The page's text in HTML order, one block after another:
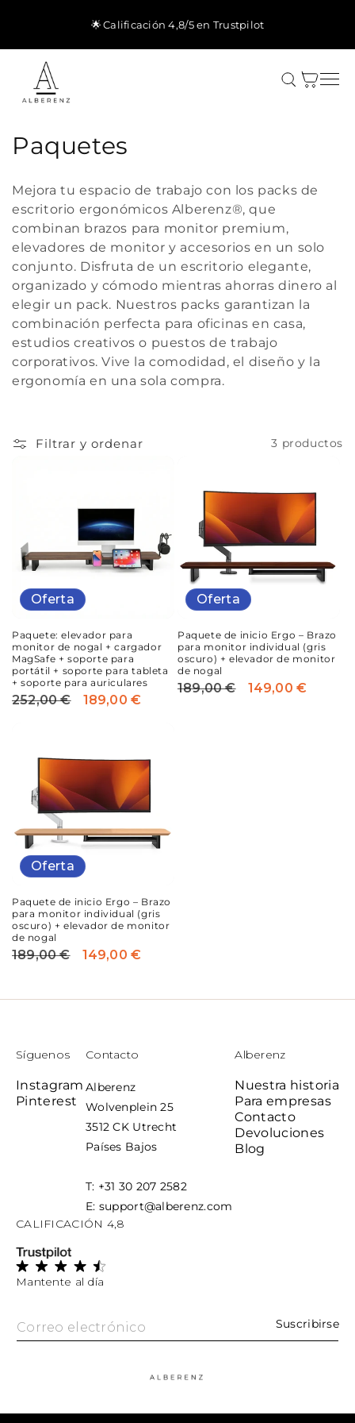
directamente🌟 Calificación 4,8/5 en Trustpilot
Carrito
C
l
e
c
c
i
ó
n
Paquetes
Mejora tu espacio de trabajo con los packs de
escritorio ergonómicos Alberenz®, que
combinan brazos para monitor premium,
elevadores de monitor y accesorios en un solo
conjunto. Disfruta de un escritorio elegante,
organizado y cómodo mientras ahorras dinero al
elegir un pack. Nuestros packs garantizan la
combinación perfecta para oficinas en casa,
estudios creativos o puestos de trabajo
corporativos. Vive la comodidad, el diseño y la
ergonomía en una sola compra.
Filtrar y ordenar 3 productos
Oferta
Paquete: elevador para
monitor de nogal + cargador
MagSafe + soporte para
portátil + soporte para tableta
+ soporte para auriculares
Precio
252,00 €
Precio
189,00 €
Oferta
Paquete de inicio Ergo – Brazo
para monitor individual (gris
oscuro) + elevador de monitor
de nogal
Precio
189,00 €
Precio
149,00 €
Oferta
Paquete de inicio Ergo – Brazo
para monitor individual (gris
oscuro) + elevador de monitor
de nogal
Precio
189,00 €
Precio
149,00 €
Síguenos
Instagram
Pinterest
Alberenz
Nuestra historia
Para empresas
Contacto
Devoluciones
Blog
Contacto
Alberenz
Wolvenplein 25
3512 CK Utrecht
Países Bajos
T: +31 30 207 2582
E: support@alberenz.com
Mantente al día
Correo electrónico Suscribirse
CALIFICACIÓN 4,8